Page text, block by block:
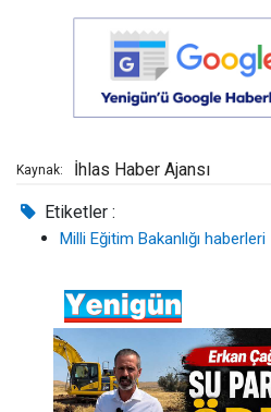
Kaynak: İhlas Haber Ajansı
Etiketler :
Milli Eğitim Bakanlığı haberleri